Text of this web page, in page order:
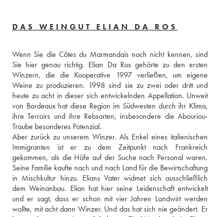
DAS WEINGUT ELIAN DA ROS
Wenn Sie die Côtes du Marmandais noch nicht kennen, sind
Sie hier genau richtig. Elian Da Ros gehörte zu den ersten
Winzern, die die Kooperative 1997 verließen, um eigene
Weine zu produzieren. 1998 sind sie zu zwei oder dritt und
heute zu acht in dieser sich entwickelnden Appellation. Unweit
von Bordeaux hat diese Region im Südwesten durch ihr Klima,
ihre Terroirs und ihre Rebsorten, insbesondere die Abouriou-
Traube besonderes Potenzial.
Aber zurück zu unserem Winzer. Als Enkel eines italienischen
Immigranten ist er zu dem Zeitpunkt nach Frankreich
gekommen, als die Höfe auf der Suche nach Personal waren.
Seine Familie kaufte nach und nach Land für die Bewirtschaftung
in Mischkultur hinzu. Elians Vater widmet sich ausschließlich
dem Weinanbau. Elian hat hier seine Leidenschaft entwickelt
und er sagt, dass er schon mit vier Jahren Landwirt werden
wollte, mit acht dann Winzer. Und das hat sich nie geändert. Er